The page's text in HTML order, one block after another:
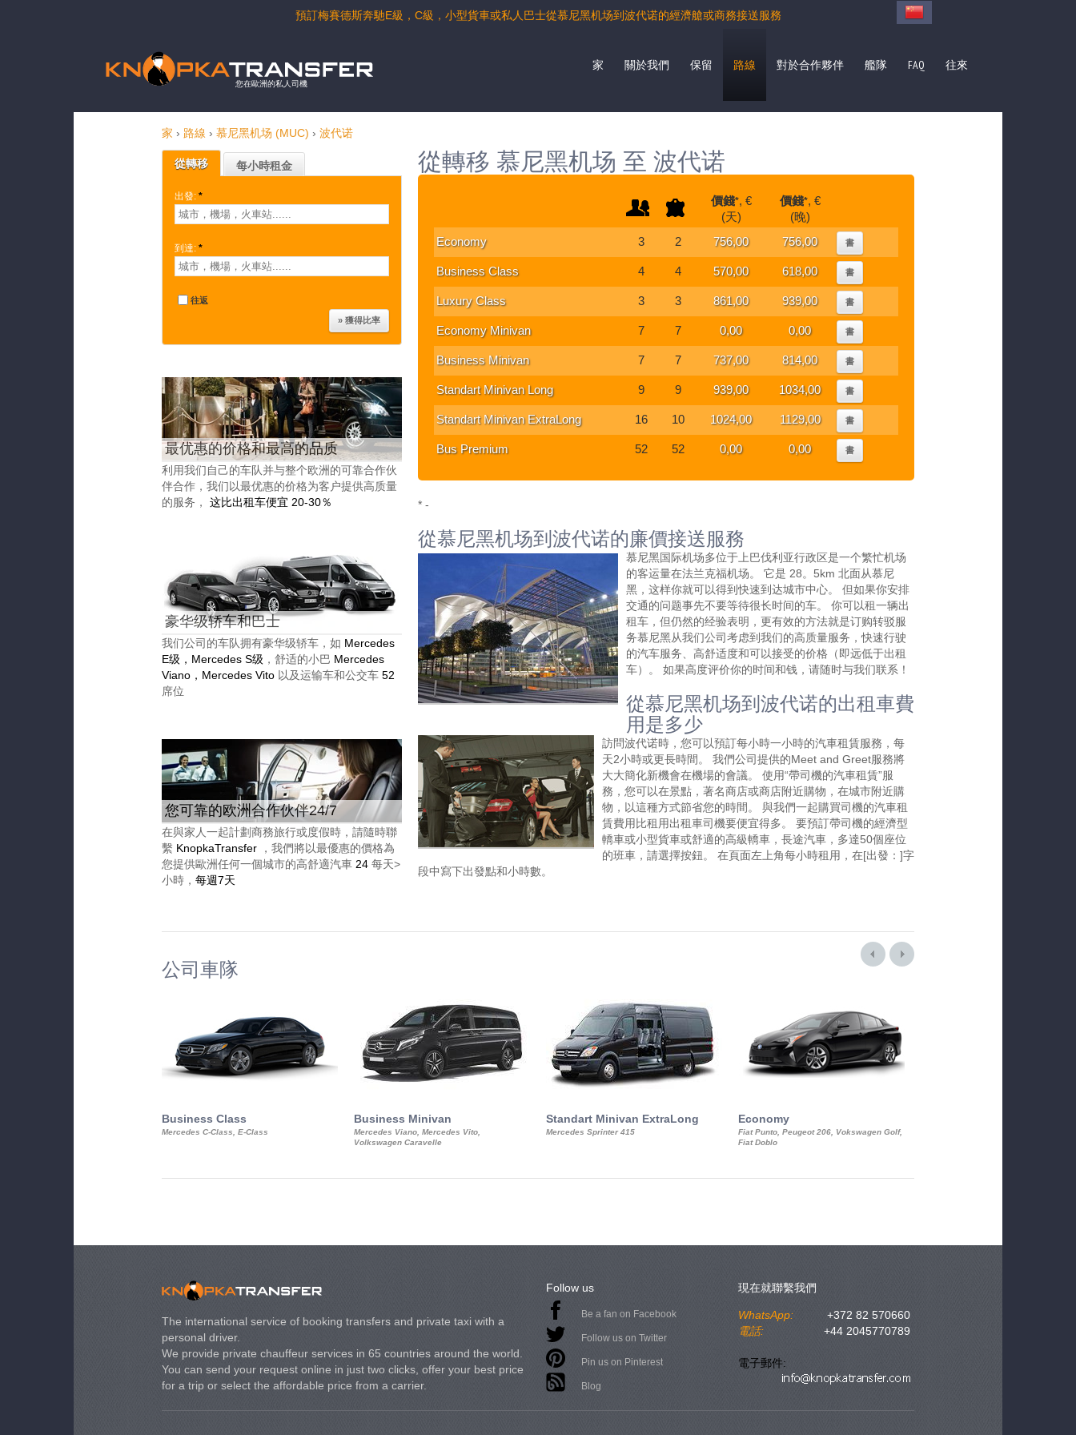
預訂梅賽德斯奔馳E級，C級，小型貨車或私人巴士從慕尼黑机场到波代诺的經濟艙或商務接送服務
您在歐洲的私人司機
家 關於我們 保留 路線 對於合作夥伴 艦隊 FAQ 往來
家 › 路線 › 慕尼黑机场 (MUC) › 波代诺
從轉移 每小時租金
出發: *
到達: *
往返
最优惠的价格和最高的品质
利用我们自己的车队并与整个欧洲的可靠合作伙
伴合作，我们以最优惠的价格为客户提供高质量
的服务， 这比出租车便宜 20-30％
豪华级轿车和巴士
我们公司的车队拥有豪华级轿车，如 Mercedes
E级，Mercedes S级 ，舒适的小巴 Mercedes
Viano，Mercedes Vito 以及运输车和公交车 52
席位
您可靠的欧洲合作伙伴24/7
在與家人一起計劃商務旅行或度假時，請隨時聯
繫 KnopkaTransfer
，我們將以最優惠的價格為
您提供歐洲任何一個城市的高舒適汽車 24 每天>
小時， 每週7天
從轉移 慕尼黑机场 至 波代诺
價錢*, €
(天)
價錢*, €
(晚)
Economy
3 2 756,00 756,00 書
Business Class 4 4 570,00 618,00 書
Luxury Class 3 3 861,00 939,00 書
Economy Minivan 7 7 0,00 0,00 書
Business Minivan 7 7 737,00 814,00 書
Standart Minivan Long 9 9 939,00 1034,00 書
Standart Minivan ExtraLong 16 10 1024,00 1129,00 書
Bus Premium 52 52 0,00 0,00 書
* -
從慕尼黑机场到波代诺的廉價接送服務
慕尼黑国际机场多位于上巴伐利亚行政区是一个繁忙机场
的客运量在法兰克福机场。 它是 28。5km 北面从慕尼
黑，这样你就可以得到快速到达城市中心。 但如果你安排
交通的问题事先不要等待很长时间的车。 你可以租一辆出
租车，但仍然的经验表明，更有效的方法就是订购转驳服
务慕尼黑从我们公司考虑到我们的高质量服务，快速行驶
的汽车服务、高舒适度和可以接受的价格（即远低于出租
车）。 如果高度评价你的时间和钱，请随时与我们联系！
從慕尼黑机场到波代诺的出租車費
用是多少
訪問波代诺時，您可以預訂每小時一小時的汽車租賃服務，每
天2小時或更長時間。 我們公司提供的Meet and Greet服務將
大大簡化新機會在機場的會議。 使用“帶司機的汽車租賃”服
務，您可以在景點，著名商店或商店附近購物，在城市附近購
物，以這種方式節省您的時間。 與我們一起購買司機的汽車租
賃費用比租用出租車司機要便宜得多。 要預訂帶司機的經濟型
轎車或小型貨車或舒適的高級轎車，長途汽車，多達50個座位
的班車，請選擇按鈕。 在頁面左上角每小時租用，在[出發：]字
段中寫下出發點和小時數。
公司車隊
Business Class
Mercedes C-Class, E-Class
Business Minivan
Mercedes Viano, Mercedes Vito,
Volkswagen Caravelle
Standart Minivan ExtraLong
Mercedes Sprinter 415
Economy
Fiat Punto, Peugeot 206, Vokswagen Golf,
Fiat Doblo
The international service of booking transfers and private taxi with a
personal driver.
We provide private chauffeur services in 65 countries around the world.
You can send your request online in just two clicks, offer your best price
for a trip or select the affordable price from a carrier.
Follow us
Be a fan on Facebook
Follow us on Twitter
Pin us on Pinterest
Blog
現在就聯繫我們
WhatsApp:
+372 82 570660
電話:
+44 2045770789
電子郵件: